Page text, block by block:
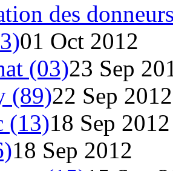
des
01 Oct 2012
(03)23 Sep
(89)22 Sep 2012
(13)18 Sep 2012
18 Sep 2012